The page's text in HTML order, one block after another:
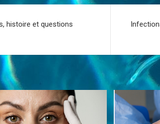
histoire et questions